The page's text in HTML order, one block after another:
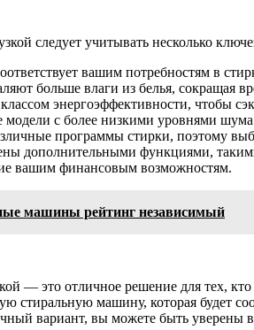
следует учитывать несколько
вашим потребностям в
больше влаги из белья, сокращая
энергоэффективности, чтобы
с более низкими уровнями
программы стирки, поэтому
дополнительными функциями,
вашим финансовым возможностям.
машины рейтинг независимый
— это отличное решение для тех,
стиральную машину, которая будет
вариант, вы можете быть